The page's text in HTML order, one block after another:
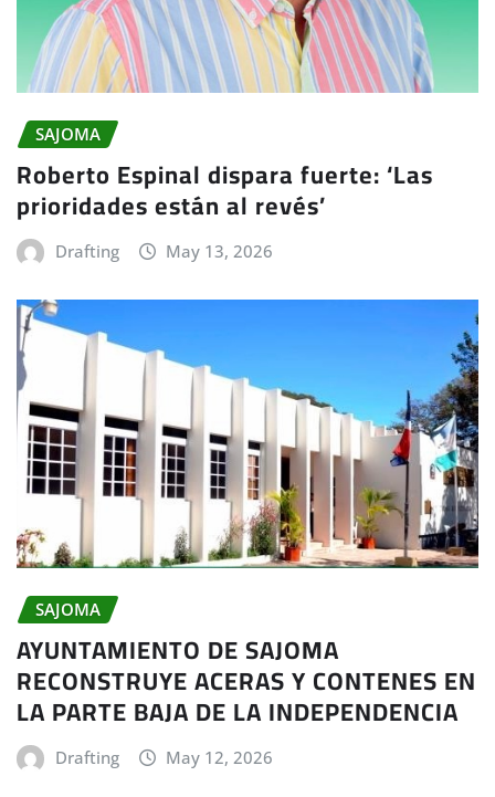
SAJOMA
Roberto Espinal dispara fuerte: ‘Las
prioridades están al revés’
Drafting May 13, 2026
SAJOMA
AYUNTAMIENTO DE SAJOMA
RECONSTRUYE ACERAS Y CONTENES EN
LA PARTE BAJA DE LA INDEPENDENCIA
Drafting May 12, 2026